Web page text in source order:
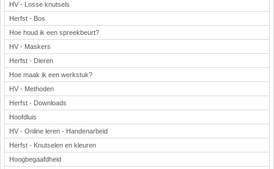
HV - Losse knutsels
Herfst - Bos
Hoe houd ik een spreekbeurt?
HV - Maskers
Herfst - Dieren
Hoe maak ik een werkstuk?
HV - Methoden
Herfst - Downloads
Hoofdluis
HV - Online leren - Handenarbeid
Herfst - Knutselen en kleuren
Hoogbegaafdheid